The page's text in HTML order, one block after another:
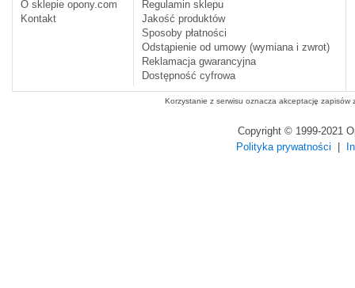
O sklepie opony.com
Kontakt
Regulamin sklepu
Jakość produktów
Sposoby płatności
Odstąpienie od umowy (wymiana i zwrot)
Reklamacja gwarancyjna
Dostępność cyfrowa
Korzystanie z serwisu oznacza akceptację zapisów
Copyright © 1999-2021
Polityka prywatności